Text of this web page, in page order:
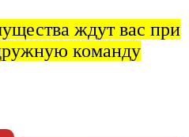
ждут вас при
команду